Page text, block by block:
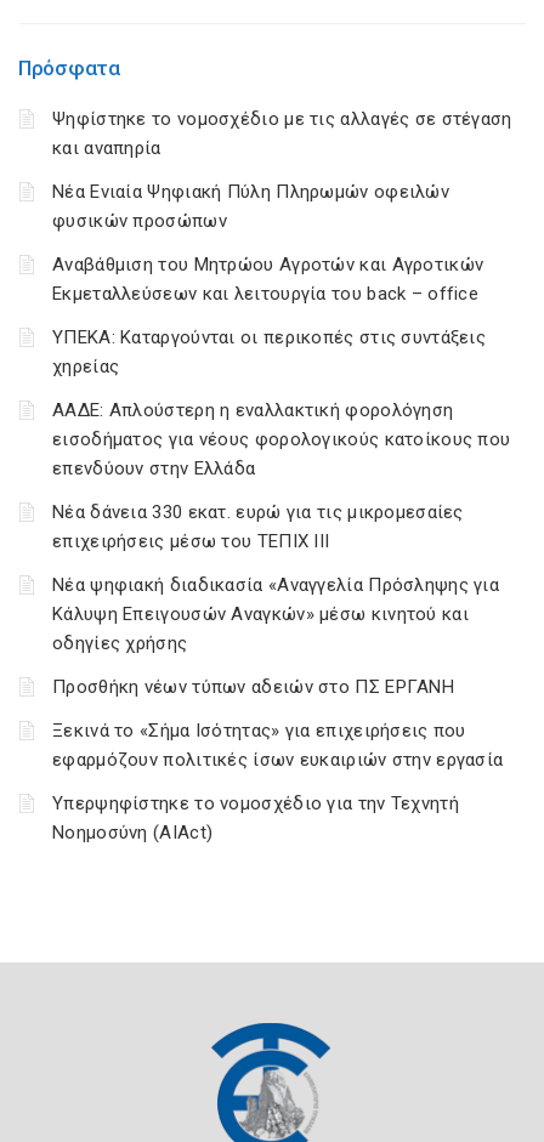
Πρόσφατα
Ψηφίστηκε το νομοσχέδιο με τις αλλαγές σε στέγαση
και αναπηρία
Νέα Ενιαία Ψηφιακή Πύλη Πληρωμών οφειλών
φυσικών προσώπων
Αναβάθμιση του Μητρώου Αγροτών και Αγροτικών
Εκμεταλλεύσεων και λειτουργία του back – office
ΥΠΕΚΑ: Καταργούνται οι περικοπές στις συντάξεις
χηρείας
ΑΑΔΕ: Απλούστερη η εναλλακτική φορολόγηση
εισοδήματος για νέους φορολογικούς κατοίκους που
επενδύουν στην Ελλάδα
Νέα δάνεια 330 εκατ. ευρώ για τις μικρομεσαίες
επιχειρήσεις μέσω του ΤΕΠΙΧ ΙΙΙ
Νέα ψηφιακή διαδικασία «Αναγγελία Πρόσληψης για
Κάλυψη Επειγουσών Αναγκών» μέσω κινητού και
οδηγίες χρήσης
Προσθήκη νέων τύπων αδειών στο ΠΣ ΕΡΓΑΝΗ
Ξεκινά το «Σήμα Ισότητας» για επιχειρήσεις που
εφαρμόζουν πολιτικές ίσων ευκαιριών στην εργασία
Υπερψηφίστηκε το νομοσχέδιο για την Τεχνητή
Νοημοσύνη (AIAct)